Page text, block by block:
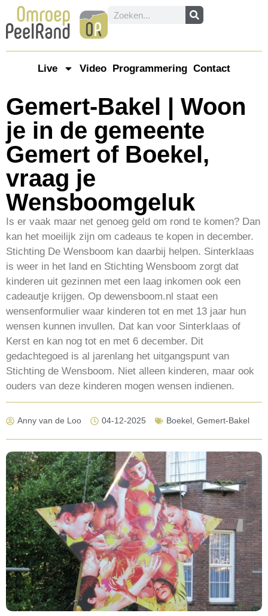
Live Video Programmering Contact
Gemert-Bakel | Woon
je in de gemeente
Gemert of Boekel,
vraag je
Wensboomgeluk
Is er vaak maar net genoeg geld om rond te komen? Dan
kan het moeilijk zijn om cadeaus te kopen in december.
Stichting De Wensboom kan daarbij helpen. Sinterklaas
is weer in het land en Stichting Wensboom zorgt dat
kinderen uit gezinnen met een laag inkomen ook een
cadeautje krijgen. Op dewensboom.nl staat een
wensenformulier waar kinderen tot en met 13 jaar hun
wensen kunnen invullen. Dat kan voor Sinterklaas of
Kerst en kan nog tot en met 6 december. Dit
gedachtegoed is al jarenlang het uitgangspunt van
Stichting de Wensboom. Niet alleen kinderen, maar ook
ouders van deze kinderen mogen wensen indienen.
Anny van de Loo 04-12-2025 Boekel, Gemert-Bakel